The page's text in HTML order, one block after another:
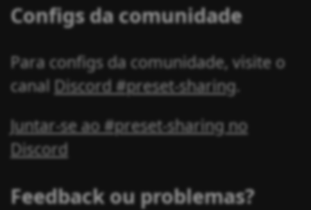
Configs da comunidade
Para configs da comunidade, visite o
canal Discord #preset-sharing.
Juntar-se ao #preset-sharing no
Discord
Feedback ou problemas?